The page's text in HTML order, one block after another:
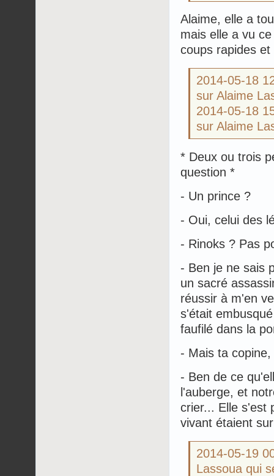
Alaime, elle a
mais elle a vu
coups rapides
2014-05-18
sur Alaime
2014-05-18
sur Alaime
* Deux ou trois
question *
- Un prince ?
- Oui, celui des
- Rinoks ? Pas
- Ben je ne sais
un sacré
réussir à m'en
s'était
faufilé dans la
- Mais ta
- Ben de ce
l'auberge, et
crier... Elle s'est
vivant étaient
2014-05-19
Lassoua qui